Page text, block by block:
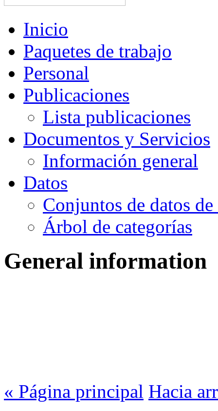
Inicio
Paquetes de trabajo
Personal
Publicaciones
Lista publicaciones
Documentos y Servicios
Información general
Datos
Conjuntos de datos
Árbol de categorías
General information
« Página principal Hacia